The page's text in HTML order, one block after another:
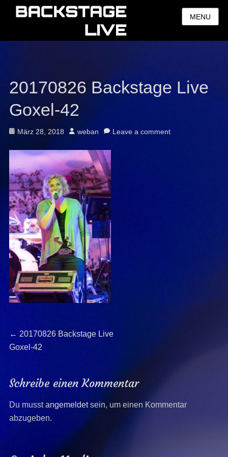
MENU
20170826 Backstage Live
Goxel-42
Posted
März 28, 2018 Author
weban Leave a comment
Beitragsnavigation
← Previous
post:
20170826 Backstage Live
Goxel-42
Schreibe einen Kommentar
Du musstangemeldetsein, um einen Kommentar
abzugeben.